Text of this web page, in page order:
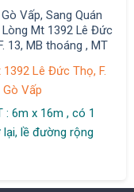
Vấp, Sang Quán
Mt 1392 Lê Đức
13, MB thoáng , MT
1392 Lê Đức Thọ, F.
Gò Vấp
: 6m x 16m , có 1
lại, lề đường rộng